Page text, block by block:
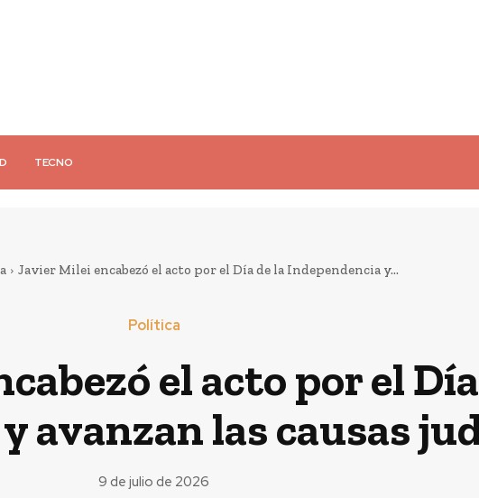
TECNO
Javier Milei encabezó el acto por el Día de la Independencia y...
Política
el acto por el
avanzan las causas
9 de julio de 2026